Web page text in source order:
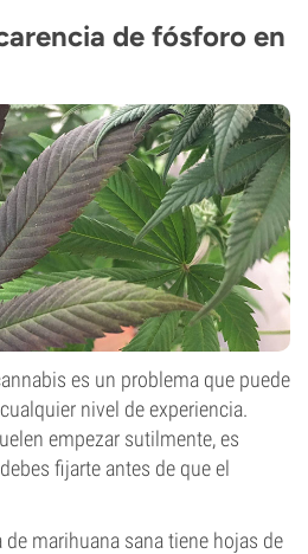
de fósforo en
es un problema que puede
nivel de experiencia.
empezar sutilmente, es
fijarte antes de que el
marihuana sana tiene hojas de